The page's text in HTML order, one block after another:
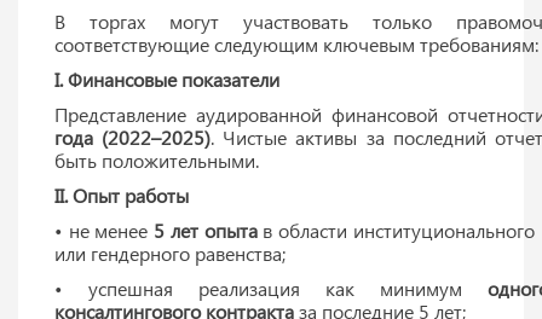
В торгах могут участвовать только
соответствующие следующим ключевым требованиям:
I. Финансовые показатели
Представление аудированной финансовой
года (2022–2025). Чистые активы за последний
быть положительными.
II. Опыт работы
• не менее 5 лет опытав области
или гендерного равенства;
• успешная реализация как минимум
консалтингового контрактаза последние 5 лет;